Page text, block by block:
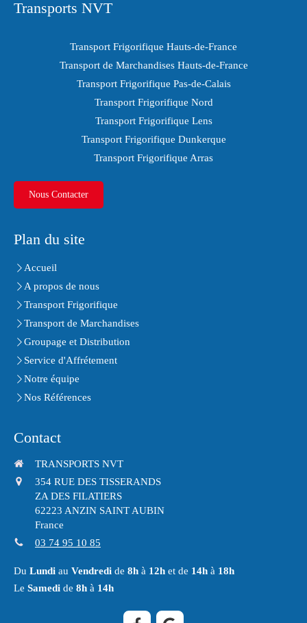
Transports NVT
Transport Frigorifique Hauts-de-France
Transport de Marchandises Hauts-de-France
Transport Frigorifique Pas-de-Calais
Transport Frigorifique Nord
Transport Frigorifique Lens
Transport Frigorifique Dunkerque
Transport Frigorifique Arras
Nous Contacter
Plan du site
Accueil
A propos de nous
Transport Frigorifique
Transport de Marchandises
Groupage et Distribution
Service d'Affrétement
Notre équipe
Nos Références
Contact
TRANSPORTS NVT
354 RUE DES TISSERANDS
ZA DES FILATIERS
62223 ANZIN SAINT AUBIN
France
03 74 95 10 85
Du Lundi au Vendredi de 8h à 12h et de 14h à 18h
Le Samedi de 8h à 14h